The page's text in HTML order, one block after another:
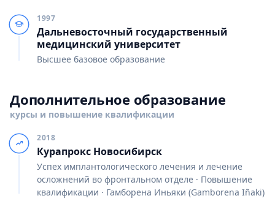
1997
Дальневосточный государственный
медицинский университет
Высшее базовое образование
Дополнительное образование
курсы и повышение квалификации
2018
Курапрокс Новосибирск
Успех имплантологического лечения и лечение
осложнений во фронтальном отделе · Повышение
квалификации · Гамборена Иньяки (Gamborena Iñaki)